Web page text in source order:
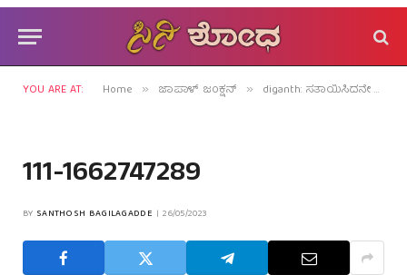
YOU ARE AT: Home » ಜಾಪಾಳ್ ಜಂಕ್ಷನ್ » diganth: ಸತಾಯಿಸಿದನೇ ಪರಮ ಸೋಂಭೇರಿ?
111-1662747289
BY SANTHOSH BAGILAGADDE 26/05/2023